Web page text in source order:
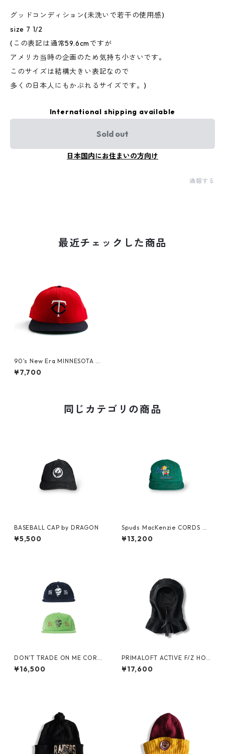
グッドコンディション(未洗いで若干の使用感)
size 7 1/2
(この表記は通常59.6cmですが
アメリカ当時の企画のため気持ち小さいです。
このサイズは結構大きい表記なので
多くの日本人にもかぶれるサイズです。)
International shipping available
Sold out
日本国内にお住まいの方向け
通報する
最近チェックした商品
90's New Era MINNESOTA T
WINS
¥7,700
同じカテゴリの商品
BASEBALL CAP by DRAGON
¥5,500
Spuds MacKenzie CORDS C
AP by BUD LIGHT
¥13,200
DON’T TRADE ON ME CORD
S CAP by Little Yarmouth
¥16,500
PRIMALOFT ACTIVE F/Z HO
OD -PRODUCT TWELVE-
¥17,600